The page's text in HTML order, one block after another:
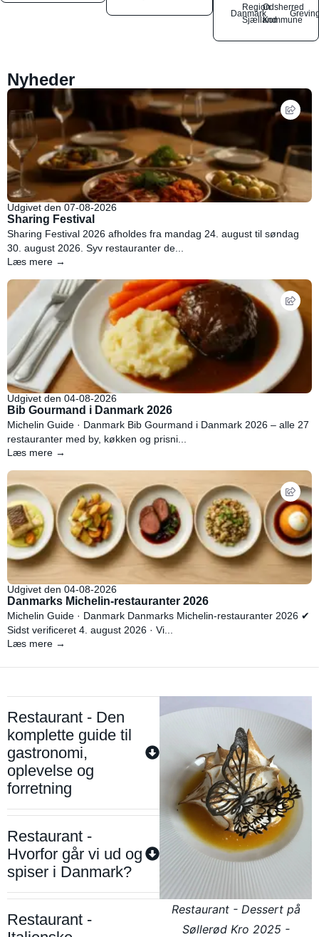
Danmark
Region
Sjælland
Odsherred
Kommune
Nyheder
Udgivet den 07-08-2026
Sharing Festival
Sharing Festival 2026 afholdes fra mandag 24. august til søndag
30. august 2026. Syv restauranter de...
Læs mere →
Udgivet den 04-08-2026
Bib Gourmand i Danmark 2026
Michelin Guide · Danmark Bib Gourmand i Danmark 2026 – alle 27
restauranter med by, køkken og prisni...
Læs mere →
Udgivet den 04-08-2026
Danmarks Michelin-restauranter 2026
Michelin Guide · Danmark Danmarks Michelin-restauranter 2026 ✔
Sidst verificeret 4. august 2026 · Vi...
Læs mere →
Restaurant - Den
komplette guide til
gastronomi,
oplevelse og
forretning
Restaurant -
Hvorfor går vi ud og
spiser i Danmark?
Restaurant -
Restaurant - Dessert på
Søllerød Kro 2025 -